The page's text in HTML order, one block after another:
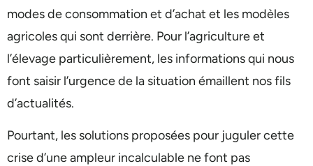
modes de consommation et d’achat et les modèles
agricoles qui sont derrière. Pour l’agriculture et
l’élevage particulièrement, les informations qui nous
font saisir l’urgence de la situation émaillent nos fils
d’actualités.
Pourtant, les solutions proposées pour juguler cette
crise d’une ampleur incalculable ne font pas